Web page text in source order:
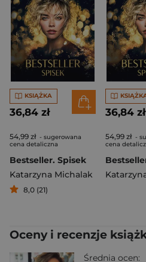
KSIĄŻKA
36,84 zł
54,99 zł - sugerowana
cena detaliczna
Bestseller. Spisek
Katarzyna Michalak
8,0 (21)
36,84 zł
54,99 zł -
cena
Oceny i recenzje
Średnia ocen: